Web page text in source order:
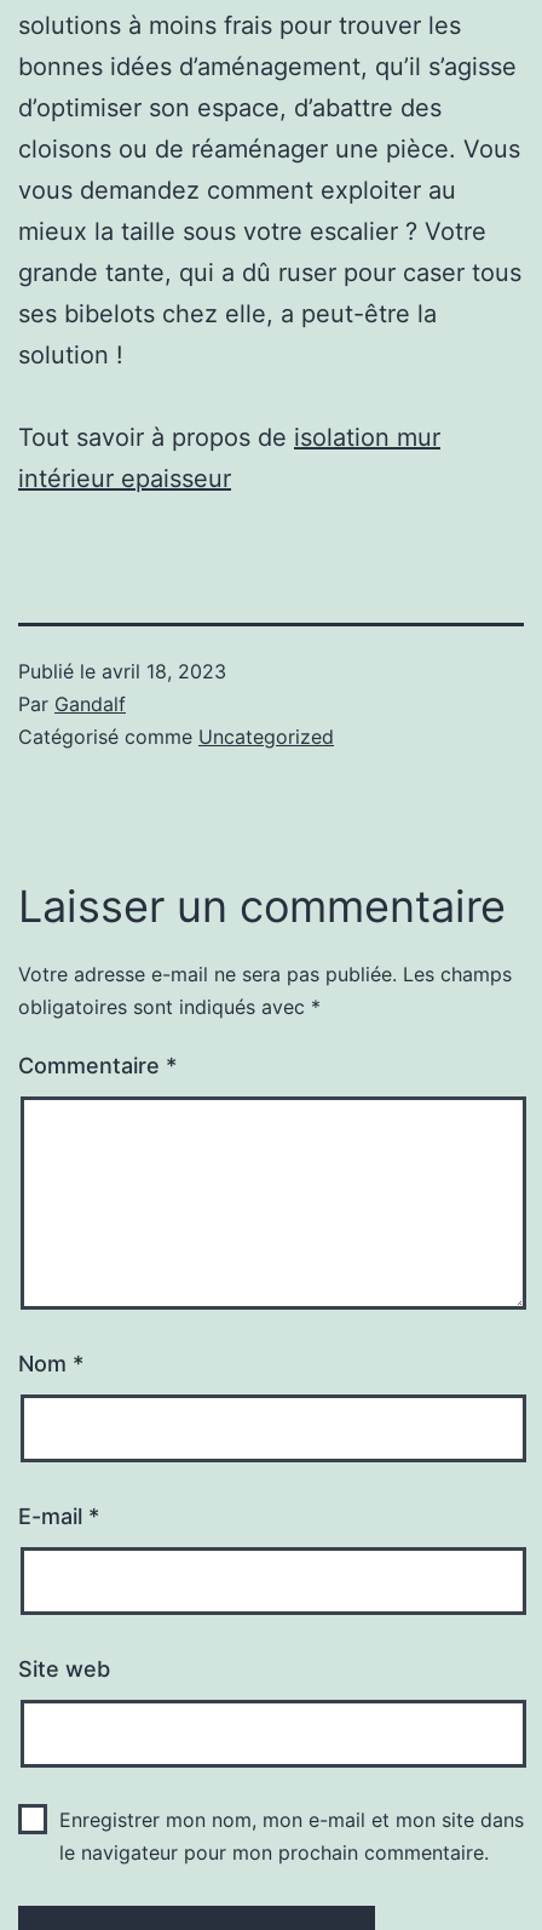
solutions à moins frais pour trouver les
bonnes idées d’aménagement, qu’il s’agisse
d’optimiser son espace, d’abattre des
cloisons ou de réaménager une pièce. Vous
vous demandez comment exploiter au
mieux la taille sous votre escalier ? Votre
grande tante, qui a dû ruser pour caser tous
ses bibelots chez elle, a peut-être la
solution !
Tout savoir à propos de isolation mur
intérieur epaisseur
Publié le avril 18, 2023
Par Gandalf
Catégorisé comme Uncategorized
Laisser un commentaire
Votre adresse e-mail ne sera pas publiée. Les champs
obligatoires sont indiqués avec *
Commentaire *
Nom *
E-mail *
Site web
Enregistrer mon nom, mon e-mail et mon site dans
le navigateur pour mon prochain commentaire.